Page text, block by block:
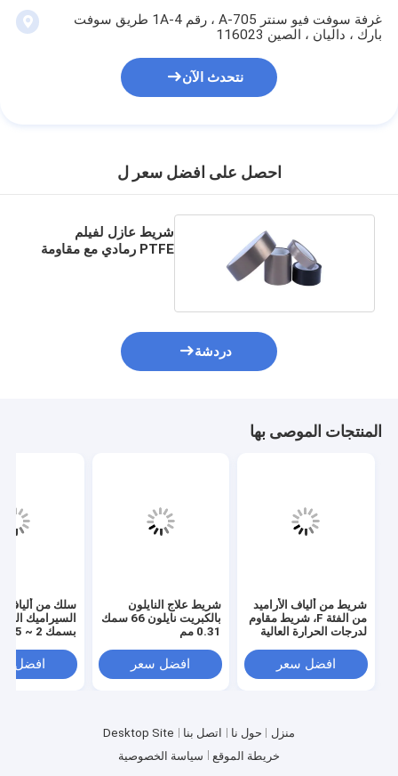
غرفة سوفت فيو سنتر A-705 ، رقم 1A-4 طريق سوفت
بارك ، داليان ، الصين 116023
نتحدث الآن
احصل على افضل سعر ل
شريط عازل لفيلم
PTFE رمادي مع مقاومة
دردشة
المنتجات الموصى بها
شريط من ألياف الأراميد
من الفئة F، شريط مقاوم
لدرجات الحرارة العالية
افضل سعر
شريط علاج النايلون
بالكبريت نايلون 66 سمك
0.31 مم
افضل سعر
سلك من ألياف
السيراميك
بسمك 2 ~ 5 مم
افضل
منزل حول نا اتصل بنا
Desktop Site
خريطة الموقع
سياسة الخصوصية